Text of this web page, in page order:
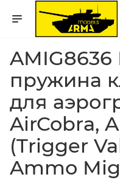
AMIG8636
пружина
для
AirCobra,
(Trigger
Ammo Mig